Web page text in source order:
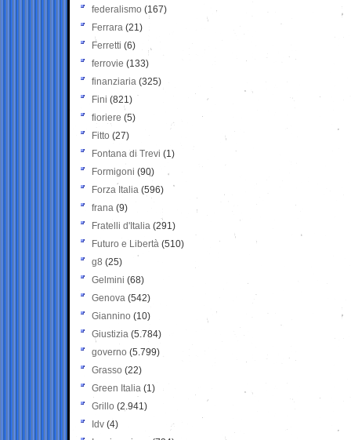
federalismo (167)
Ferrara (21)
Ferretti (6)
ferrovie (133)
finanziaria (325)
Fini (821)
fioriere (5)
Fitto (27)
Fontana di Trevi (1)
Formigoni (90)
Forza Italia (596)
frana (9)
Fratelli d'Italia (291)
Futuro e Libertà (510)
g8 (25)
Gelmini (68)
Genova (542)
Giannino (10)
Giustizia (5.784)
governo (5.799)
Grasso (22)
Green Italia (1)
Grillo (2.941)
Idv (4)